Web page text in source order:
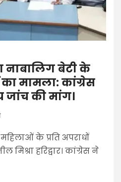
नाबालिग बेटी के
मामला: कांग्रेस
जांच की मांग।
के प्रति अपराधों
मिश्रा हरिद्वार। कांग्रेस ने